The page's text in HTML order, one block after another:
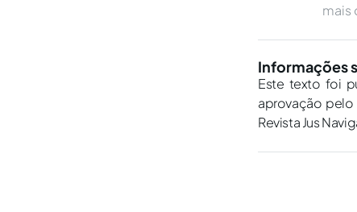
mais
Informações
Este texto foi
aprovação
Revista Jus